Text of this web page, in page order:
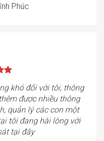
Phúc
khó đối với tôi, thông
được nhiều thông
quản lý các con một
tôi đang hài lòng với
tại đây